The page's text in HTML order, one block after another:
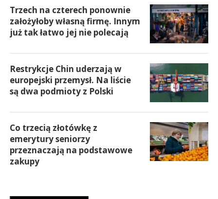
Trzech na czterech ponownie
założyłoby własną firmę. Innym
już tak łatwo jej nie polecają
Restrykcje Chin uderzają w
europejski przemysł. Na liście
są dwa podmioty z Polski
Co trzecią złotówkę z
emerytury seniorzy
przeznaczają na podstawowe
zakupy